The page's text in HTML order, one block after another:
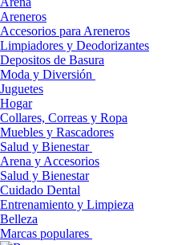
Areneros
Accesorios para Areneros
Limpiadores y Deodorizantes
Depositos de Basura
Moda y Diversión
Juguetes
Hogar
Collares, Correas y Ropa
Muebles y Rascadores
Salud y Bienestar
Arena y Accesorios
Salud y Bienestar
Cuidado Dental
Entrenamiento y Limpieza
Belleza
Marcas populares